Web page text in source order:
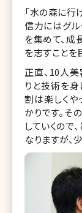
「水の森に行
信力にはグル
を集めて、成
を志すことを
正直、10人
りと技術を
割は楽しくや
かりです。
していくので
なりますが、